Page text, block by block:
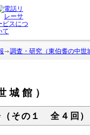
調査・研究（東伯耆の中世
城館）
その１ 全４回）